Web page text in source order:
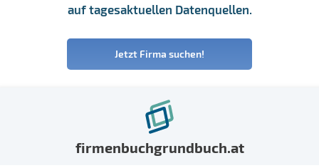
auf tagesaktuellen Datenquellen.
Jetzt Firma suchen!
firmenbuchgrundbuch.at